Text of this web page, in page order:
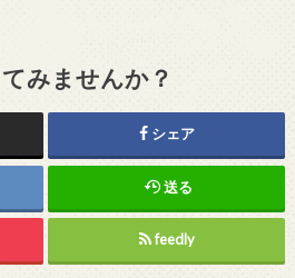
みませんか？
シェア
送る
feedly